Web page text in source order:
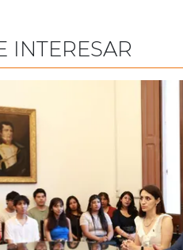
INTERESAR